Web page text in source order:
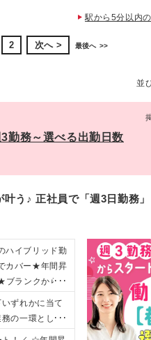
駅から5分以内
2 次へ 最後へ
並
勤務～選べる出勤日数
叶う♪ 正社員で「週3日勤務
ハイブリッド勤
カバー★年間昇
ランクからの
ずれかに当て
の一環として
の経験があれ